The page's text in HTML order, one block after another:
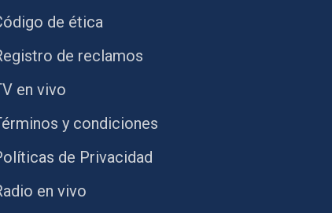
de ética
de reclamos
en vivo
y condiciones
de Privacidad
en vivo